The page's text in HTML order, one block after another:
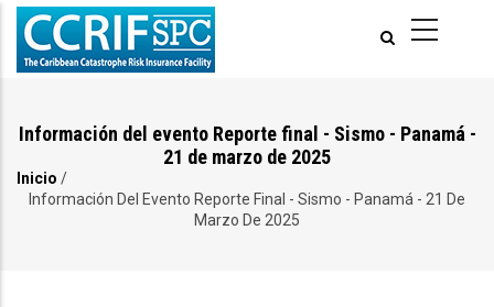
Pasar
contenido
Información del evento Reporte final - Sismo - Panamá -
21 de marzo de 2025
Ruta
Inicio /
Información Del Evento Reporte Final - Sismo - Panamá - 21 De
Marzo De 2025